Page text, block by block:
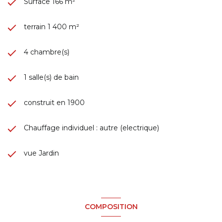
terrain 1 400 m²
4 chambre(s)
1 salle(s) de bain
construit en 1900
Chauffage individuel : autre (electrique)
vue Jardin
COMPOSITION